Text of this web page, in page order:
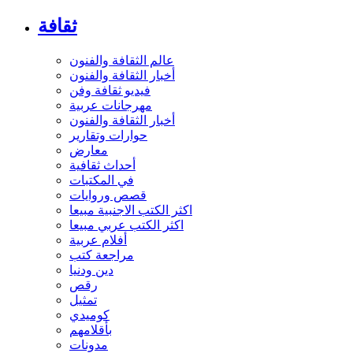
ثقافة
عالم الثقافة والفنون
أخبار الثقافة والفنون
فيديو ثقافة وفن
مهرجانات عربية
أخبار الثقافة والفنون
حوارات وتقارير
معارض
أحداث ثقافية
في المكتبات
قصص وروايات
اكثر الكتب الاجنبية مبيعا
اكثر الكتب عربي مبيعا
أفلام عربية
مراجعة كتب
دين ودنيا
رقص
تمثيل
كوميدي
بأقلامهم
مدونات